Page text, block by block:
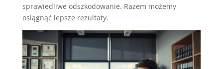
sprawiedliwe odszkodowanie. Razem możemy
osiągnąć lepsze rezultaty.